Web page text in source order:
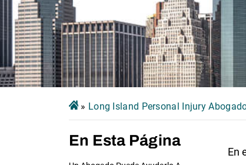
» Long Island Personal Injury
En Esta Página
En